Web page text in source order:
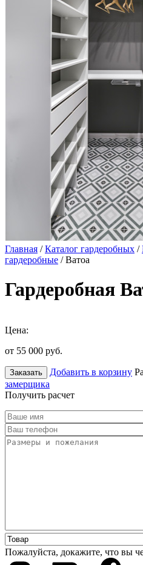
Главная /Каталог гардеробных /
гардеробные / Ватоа
Гардеробная
Цена:
от 55 000 руб.
Заказать Добавить в корзину
замерщика
Получить расчет
Пожалуйста, докажите, что вы